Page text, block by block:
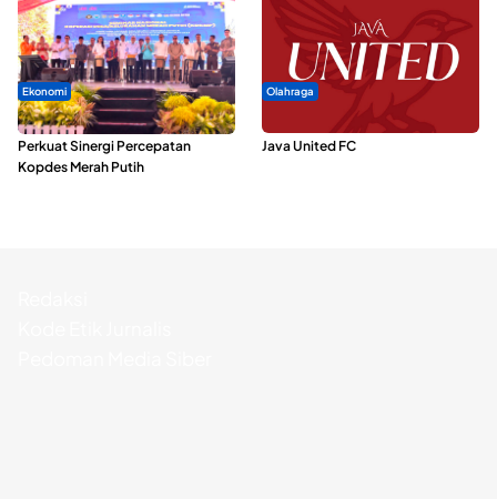
Ekonomi
Seminar di Ternate, Mendes
Perkuat Sinergi Percepatan
Kopdes Merah Putih
Olahraga
Dari Malut United Berubah Jadi
Java United FC